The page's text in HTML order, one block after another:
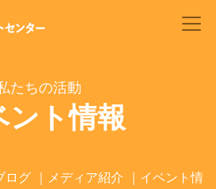
たちの活動
ント情報
ログ｜ メディア紹介 ｜ イベント情